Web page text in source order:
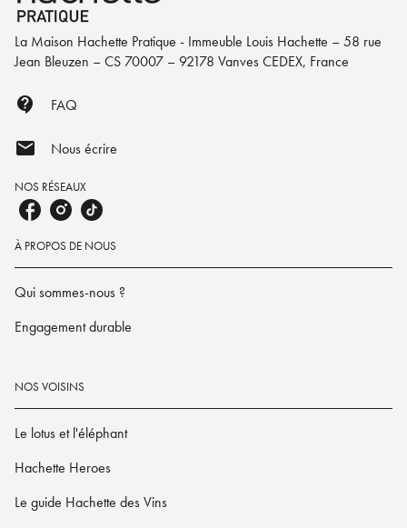
La Maison Hachette Pratique - Immeuble Louis Hachette – 58 rue
Jean Bleuzen – CS 70007 – 92178 Vanves CEDEX, France
contact_support FAQ
mail Nous écrire
NOS RÉSEAUX
À PROPOS DE NOUS
Qui sommes-nous ?
Engagement durable
NOS VOISINS
Le lotus et l'éléphant
Hachette Heroes
Le guide Hachette des Vins